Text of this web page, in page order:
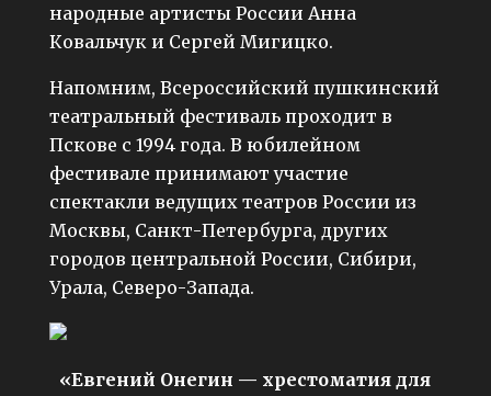
народные артисты России Анна
Ковальчук и Сергей Мигицко.
Напомним, Всероссийский пушкинский
театральный фестиваль проходит в
Пскове с 1994 года. В юбилейном
фестивале принимают участие
спектакли ведущих театров России из
Москвы, Санкт-Петербурга, других
городов центральной России, Сибири,
Урала, Северо-Запада.
«Евгений Онегин — хрестоматия для